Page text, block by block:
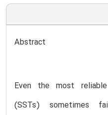
Abstract
Even the most
(SSTs) sometimes